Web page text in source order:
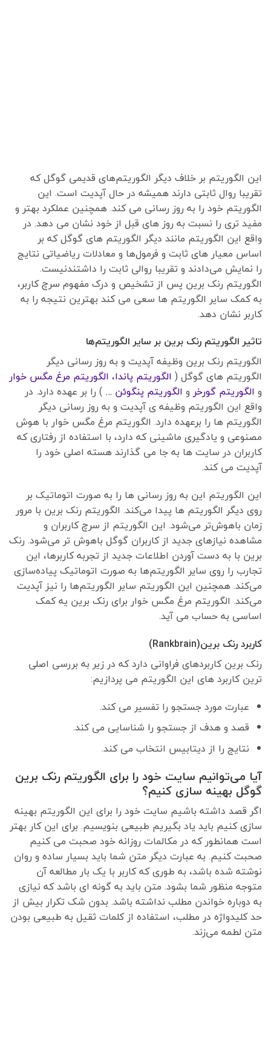
این الگوریتم بر خلاف دیگر الگوریتم‌های قدیمی گوگل که
تقریبا روال ثابتی دارند همیشه در حال آپدیت است. این
الگوریتم خود را به روز رسانی می کند. همچنین عملکرد بهتر و
مفید تری را نسبت به روز های قبل از خود نشان می دهد. در
واقع این الگوریتم مانند دیگر الگوریتم های گوگل که بر
اساس معیار های ثابت و فرمول‌ها و معادلات ریاضیاتی نتایج
را نمایش می‌دادند و تقریبا روالی ثابت را داشتندنیست.
الگوریتم رنک برین پس از تشخیص و درک مفهوم سرچ کاربر،
به کمک سایر الگوریتم ها سعی می کند بهترین نتیجه را به
کاربر نشان دهد.
تاثیر الگوریتم رنک برین بر سایر الگوریتم‌ها
الگوریتم رنک برین وظیفه آپدیت و به روز رسانی دیگر
الگوریتم های گوگل ( الگوریتم پاندا، الگوریتم مرغ مگس خوار
و الگوریتم گورخر و الگوریتم پنگوئن … ) را بر عهده دارد. در
واقع این الگوریتم وظیفه ی آپدیت و به روز رسانی دیگر
الگوریتم ها را برعهده دارد. الگوریتم مرغ مگس خوار با هوش
مصنوعی و یادگیری ماشینی که دارد، با استفاده از رفتاری که
کاربران در سایت ها به جا می گذارند هسته اصلی خود را
آپدیت می کند.
این الگوریتم این به روز رسانی ها را به صورت اتوماتیک بر
روی دیگر الگوریتم ها پیدا می‌کند. الگوریتم رنک برین با مرور
زمان باهوش‌تر می‌شود. این الگوریتم از سرچ کاربران و
مشاهده نیاز‌های جدید از کاربران گوگل باهوش تر می‌شود. رنک
برین با به دست آوردن اطلاعات جدید از تجربه کاربرها، این
تجارب را روی سایر الگوریتم‌ها به صورت اتوماتیک پیاده‌سازی
می‌کند. همچنین این الگوریتم سایر الگوریتم‌ها را نیز آپدیت
می‌کند. الگوریتم مرغ مگس خوار برای رنک برین یه کمک
اساسی به حساب می آید.
کاربرد رنک برین(Rankbrain)
رنک برین کاربردهای فراوانی دارد که در زیر به بررسی اصلی
ترین کاربرد های این الگوریتم می پردازیم:
عبارت مورد جستجو را تفسیر می کند.
قصد و هدف از جستجو را شناسایی می کند.
نتایج را از دیتابیس انتخاب می کند.
آیا می‌توانیم سایت خود را برای الگوریتم رنک برین
گوگل بهینه سازی کنیم؟
اگر قصد داشته باشیم سایت خود را برای این الگوریتم بهینه
سازی کنیم باید یاد بگیریم طبیعی بنویسیم. برای این کار بهتر
است همانطور که در مکالمات روزانه خود صحبت می کنیم
صحبت کنیم. به عبارت دیگر متن شما باید بسیار ساده و روان
نوشته شده باشد، به طوری که کاربر با یک بار مطالعه آن
متوجه منظور شما بشود. متن باید به گونه ای باشد که نیازی
به دوباره خواندن مطلب نداشته باشد. بدون شک تکرار بیش از
حد کلیدواژه در مطلب، استفاده از کلمات ثقیل به طبیعی بودن
متن لطمه می‌زند.